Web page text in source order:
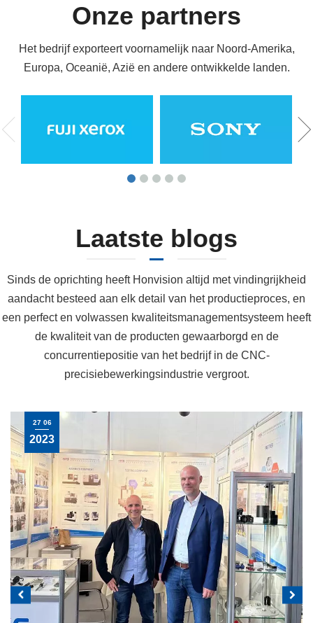
Onze partners
Het bedrijf exporteert voornamelijk naar Noord-Amerika,
Europa, Oceanië, Azië en andere ontwikkelde landen.
Laatste blogs
Sinds de oprichting heeft Honvision altijd met vindingrijkheid
aandacht besteed aan elk detail van het productieproces, en
een perfect en volwassen kwaliteitsmanagementsysteem heeft
de kwaliteit van de producten gewaarborgd en de
concurrentiepositie van het bedrijf in de CNC-
precisiebewerkingsindustrie vergroot.
30 01
2025